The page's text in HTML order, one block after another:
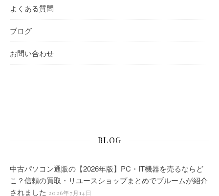
よくある質問
ブログ
お問い合わせ
BLOG
中古パソコン通販の【2026年版】PC・IT機器を売るならど
こ？信頼の買取・リユースショップまとめでブルームが紹介
されました 2026年7月14日